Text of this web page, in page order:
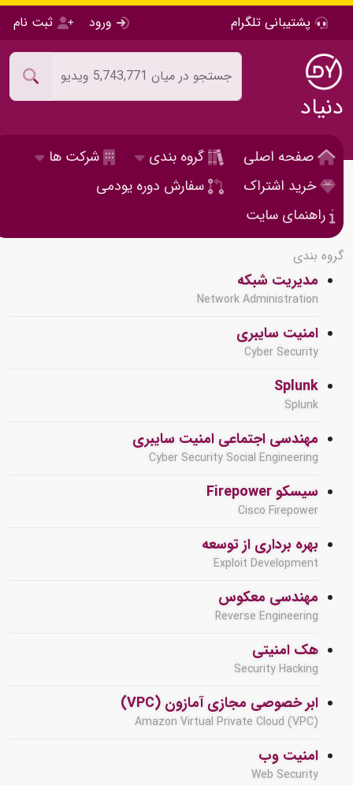
پشتیبانی تلگرام ورود ثبت نام
دنیاد
صفحه اصلی گروه بندی
شرکت ها
خرید اشتراک
سفارش دوره یودمی
راهنمای سایت
گروه بندی
مدیریت شبکه
Network Administration
امنیت سایبری
Cyber Security
Splunk
Splunk
مهندسی اجتماعی امنیت سایبری
Cyber Security Social Engineering
سیسکو Firepower
Cisco Firepower
بهره برداری از توسعه
Exploit Development
مهندسی معکوس
Reverse Engineering
هک امنیتی
Security Hacking
ابر خصوصی مجازی آمازون (VPC)
Amazon Virtual Private Cloud (VPC)
امنیت وب
Web Security